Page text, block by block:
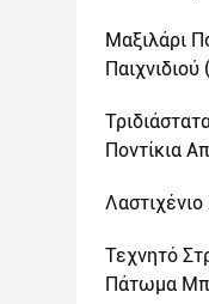
Μαξιλάρι
Παιχνιδιού
Ποντίκια
Λαστιχένιο
Τεχνητό
Πάτωμα